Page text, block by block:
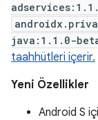
java:1.1.0-
taahhütleri içerir.
Yeni Özellikler
Android S